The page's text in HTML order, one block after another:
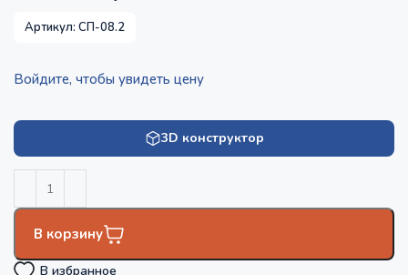
Артикул:СП-08.2
Войдите, чтобы увидеть цену
3D конструктор
В корзину
В избранное